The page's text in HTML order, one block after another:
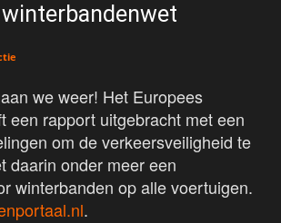
we weer! Het Europees
een rapport uitgebracht met een
om de verkeersveiligheid te
daarin onder meer een
winterbanden op alle voertuigen.
.